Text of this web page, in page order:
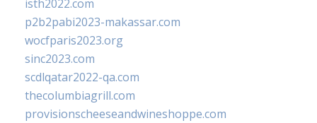
isth2022.com
p2b2pabi2023-makassar.com
wocfparis2023.org
sinc2023.com
scdlqatar2022-qa.com
thecolumbiagrill.com
provisionscheeseandwineshoppe.com